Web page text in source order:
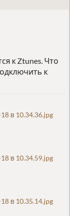
к Ztunes. Что
к
в 10.34.36.jpg
в 10.34.59.jpg
в 10.35.14.jpg